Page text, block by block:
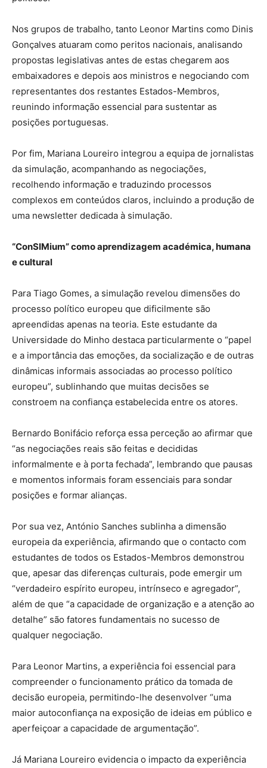
Nos grupos de trabalho, tanto Leonor Martins como Dinis
Gonçalves atuaram como peritos nacionais, analisando
propostas legislativas antes de estas chegarem aos
embaixadores e depois aos ministros e negociando com
representantes dos restantes Estados-Membros,
reunindo informação essencial para sustentar as
posições portuguesas.
Por fim, Mariana Loureiro integrou a equipa de jornalistas
da simulação, acompanhando as negociações,
recolhendo informação e traduzindo processos
complexos em conteúdos claros, incluindo a produção de
uma newsletter dedicada à simulação.
“ConSIMium” como aprendizagem académica, humana
e cultural
Para Tiago Gomes, a simulação revelou dimensões do
processo político europeu que dificilmente são
apreendidas apenas na teoria. Este estudante da
Universidade do Minho destaca particularmente o “papel
e a importância das emoções, da socialização e de outras
dinâmicas informais associadas ao processo político
europeu”, sublinhando que muitas decisões se
constroem na confiança estabelecida entre os atores.
Bernardo Bonifácio reforça essa perceção ao afirmar que
“as negociações reais são feitas e decididas
informalmente e à porta fechada”, lembrando que pausas
e momentos informais foram essenciais para sondar
posições e formar alianças.
Por sua vez, António Sanches sublinha a dimensão
europeia da experiência, afirmando que o contacto com
estudantes de todos os Estados-Membros demonstrou
que, apesar das diferenças culturais, pode emergir um
“verdadeiro espírito europeu, intrínseco e agregador”,
além de que “a capacidade de organização e a atenção ao
detalhe” são fatores fundamentais no sucesso de
qualquer negociação.
Para Leonor Martins, a experiência foi essencial para
compreender o funcionamento prático da tomada de
decisão europeia, permitindo-lhe desenvolver “uma
maior autoconfiança na exposição de ideias em público e
aperfeiçoar a capacidade de argumentação”.
Já Mariana Loureiro evidencia o impacto da experiência